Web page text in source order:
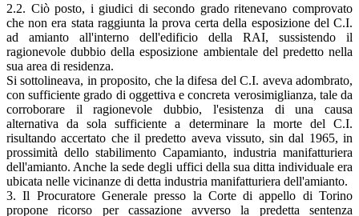
2.2. Ciò posto, i giudici di secondo grado ritenevano comprovato
che non era stata raggiunta la prova certa della esposizione del C.I.
ad amianto all'interno dell'edificio della RAI, sussistendo il
ragionevole dubbio della esposizione ambientale del predetto nella
sua area di residenza.
Si sottolineava, in proposito, che la difesa del C.I. aveva adombrato,
con sufficiente grado di oggettiva e concreta verosimiglianza, tale da
corroborare il ragionevole dubbio, l'esistenza di una causa
alternativa da sola sufficiente a determinare la morte del C.I.
risultando accertato che il predetto aveva vissuto, sin dal 1965, in
prossimità dello stabilimento Capamianto, industria manifatturiera
dell'amianto. Anche la sede degli uffici della sua ditta individuale era
ubicata nelle vicinanze di detta industria manifatturiera dell'amianto.
3. Il Procuratore Generale presso la Corte di appello di Torino
propone ricorso per cassazione avverso la predetta sentenza